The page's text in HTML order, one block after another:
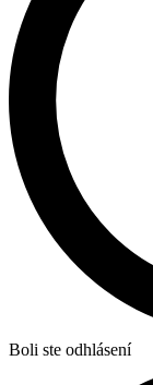
Boli ste odhlásení